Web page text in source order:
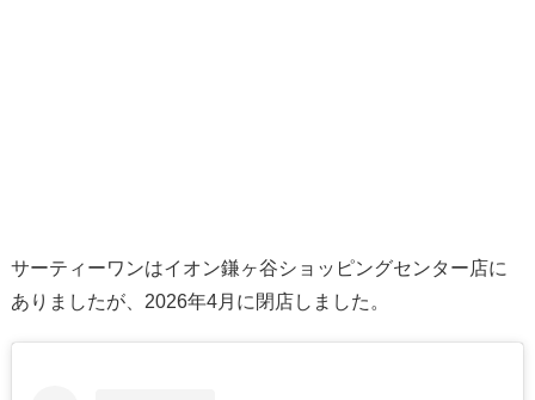
サーティーワンはイオン鎌ヶ谷ショッピングセンター店に
ありましたが、2026年4月に閉店しました。